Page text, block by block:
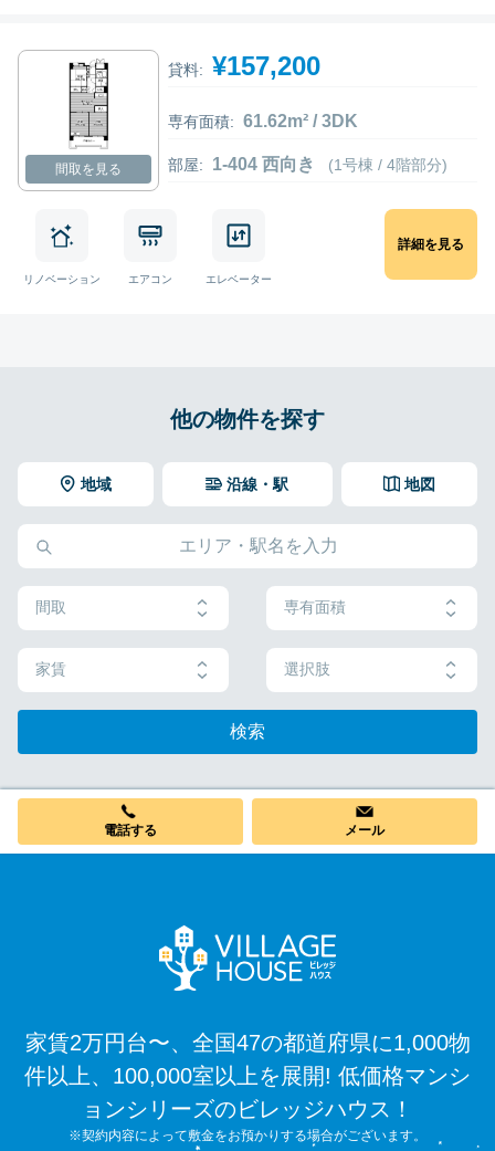
間取を見る
貸料: ¥157,200
専有面積: 61.62m² / 3DK
部屋: 1-404 西向き (1号棟 / 4階部分)
リノベーション エアコン エレベーター
詳細を見る
他の物件を探す
地域 地図
沿線・駅
間取 専有面積
家賃 選択肢
検索
電話する メール
家賃2万円台〜、全国47の都道府県に1,000物
件以上、100,000室以上を展開! 低価格マンシ
ョンシリーズのビレッジハウス！
※契約内容によって敷金をお預かりする場合がございます。